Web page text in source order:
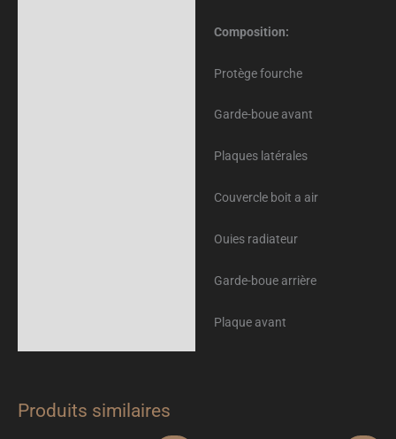
Composition:
Protège fourche
Garde-boue avant
Plaques latérales
Couvercle boit a air
Ouies radiateur
Garde-boue arrière
Plaque avant
Produits similaires